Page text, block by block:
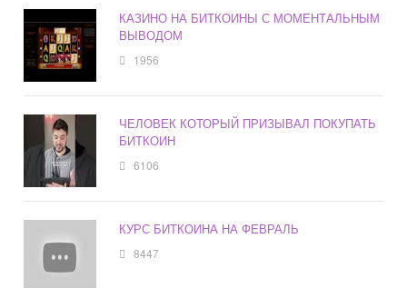
КАЗИНО НА БИТКОИНЫ С МОМЕНТАЛЬНЫМ
ВЫВОДОМ
1956
ЧЕЛОВЕК КОТОРЫЙ ПРИЗЫВАЛ ПОКУПАТЬ
БИТКОИН
6106
КУРС БИТКОИНА НА ФЕВРАЛЬ
8447